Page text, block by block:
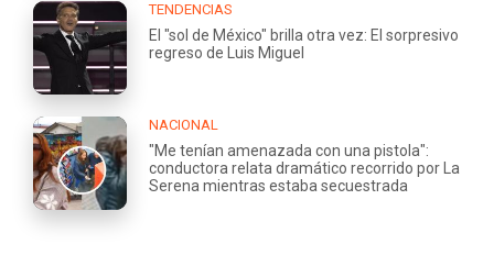
TENDENCIAS
El "sol de México" brilla otra vez: El sorpresivo
regreso de Luis Miguel
NACIONAL
"Me tenían amenazada con una pistola":
conductora relata dramático recorrido por La
Serena mientras estaba secuestrada